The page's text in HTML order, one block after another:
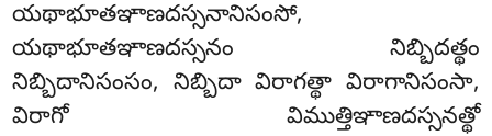
యథాభూతఞాణదస్సనానిసంసో,
యథాభూతఞాణదస్సనం నిబ్బిదత్థం
నిబ్బిదానిసంసం, నిబ్బిదా విరాగత్థా విరాగానిసంసా,
విరాగో విముత్తిఞాణదస్సనత్థో